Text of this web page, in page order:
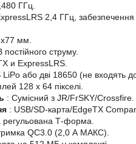
ГГц.
2,4 ГГц, забезпечення
мм.
струму.
и ExpressLRS.
або дві 18650 (не входять
128 x 64 пікселі.
: Сумісний з JR/FrSKY/Crossfire.
: USB/SD-карта/EdgeTX
регульована Т-форма.
QC3.0 (2,0 А МАКС).